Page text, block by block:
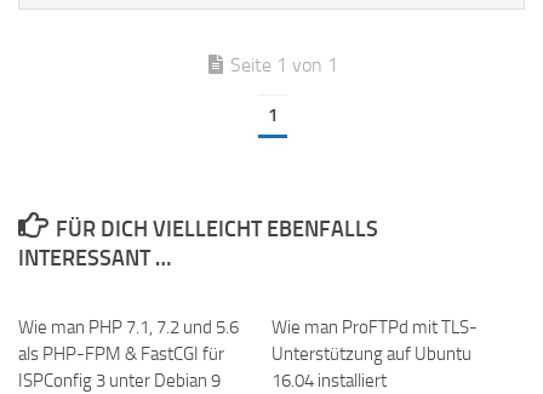
Seite 1 von 1
1
FÜR DICH VIELLEICHT EBENFALLS
INTERESSANT …
Wie man PHP 7.1, 7.2 und 5.6
als PHP-FPM & FastCGI für
ISPConfig 3 unter Debian 9
Wie man ProFTPd mit TLS-
Unterstützung auf Ubuntu
16.04 installiert